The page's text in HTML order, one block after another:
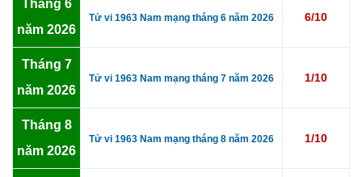
Tháng 6
năm 2026
Tử vi 1963 Nam mạng tháng 6 năm 2026 6/10
Tháng 7
năm 2026
Tử vi 1963 Nam mạng tháng 7 năm 2026 1/10
Tháng 8
năm 2026
Tử vi 1963 Nam mạng tháng 8 năm 2026 1/10